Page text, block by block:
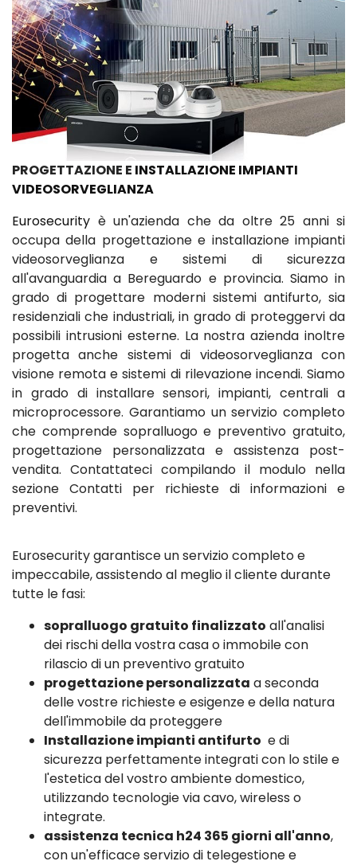
PROGETTAZIONE E INSTALLAZIONE IMPIANTI
VIDEOSORVEGLIANZA
Eurosecurity è un'azienda che da oltre 25 anni si
occupa della progettazione e installazione impianti
videosorveglianza e sistemi di sicurezza
all'avanguardia a Bereguardo e provincia. Siamo in
grado di progettare moderni sistemi antifurto, sia
residenziali che industriali, in grado di proteggervi da
possibili intrusioni esterne. La nostra azienda inoltre
progetta anche sistemi di videosorveglianza con
visione remota e sistemi di rilevazione incendi. Siamo
in grado di installare sensori, impianti, centrali a
microprocessore. Garantiamo un servizio completo
che comprende sopralluogo e preventivo gratuito,
progettazione personalizzata e assistenza post-
vendita. Contattateci compilando il modulo nella
sezione Contatti per richieste di informazioni e
preventivi.
Eurosecurity garantisce un servizio completo e
impeccabile, assistendo al meglio il cliente durante
tutte le fasi:
sopralluogo gratuito finalizzato all'analisi
dei rischi della vostra casa o immobile con
rilascio di un preventivo gratuito
progettazione personalizzata a seconda
delle vostre richieste e esigenze e della natura
dell'immobile da proteggere
Installazione impianti antifurto e di
sicurezza perfettamente integrati con lo stile e
l'estetica del vostro ambiente domestico,
utilizzando tecnologie via cavo, wireless o
integrate.
assistenza tecnica h24 365 giorni all'anno,
con un'efficace servizio di telegestione e